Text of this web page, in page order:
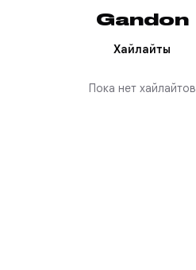
Gandon
Хайлайты
Пока нет хайлайтов